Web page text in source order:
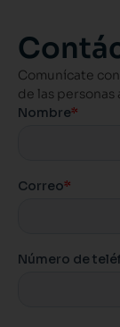
Comunícate
de las personas